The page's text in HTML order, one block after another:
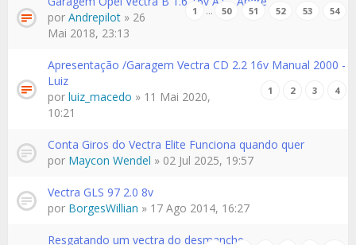
1 … 50 51 52 53 54
por Andrepilot » 26
Mai 2018, 23:13
Apresentação /Garagem Vectra CD 2.2 16v Manual 2000 -
Luiz
1 2 3 4
por luiz_macedo » 11 Mai 2020,
10:21
Conta Giros do Vectra Elite Funciona quando quer
por Maycon Wendel » 02 Jul 2025, 19:57
Vectra GLS 97 2.0 8v
por BorgesWillian » 17 Ago 2014, 16:27
Resgatando um vectra do desmanche